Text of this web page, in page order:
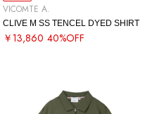
VICOMTE A.
CLIVE M SS TENCEL DYED SHIRT
￥13,860 40%OFF